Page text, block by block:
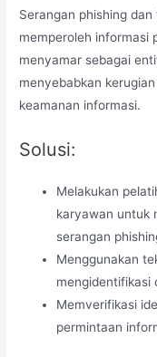
Serangan phishing
memperoleh informasi
menyamar sebagai
menyebabkan
keamanan informasi.
Solusi:
Melakukan
karyawan untuk
serangan
Menggunakan
mengidentifikasi
Memverifikasi
permintaan